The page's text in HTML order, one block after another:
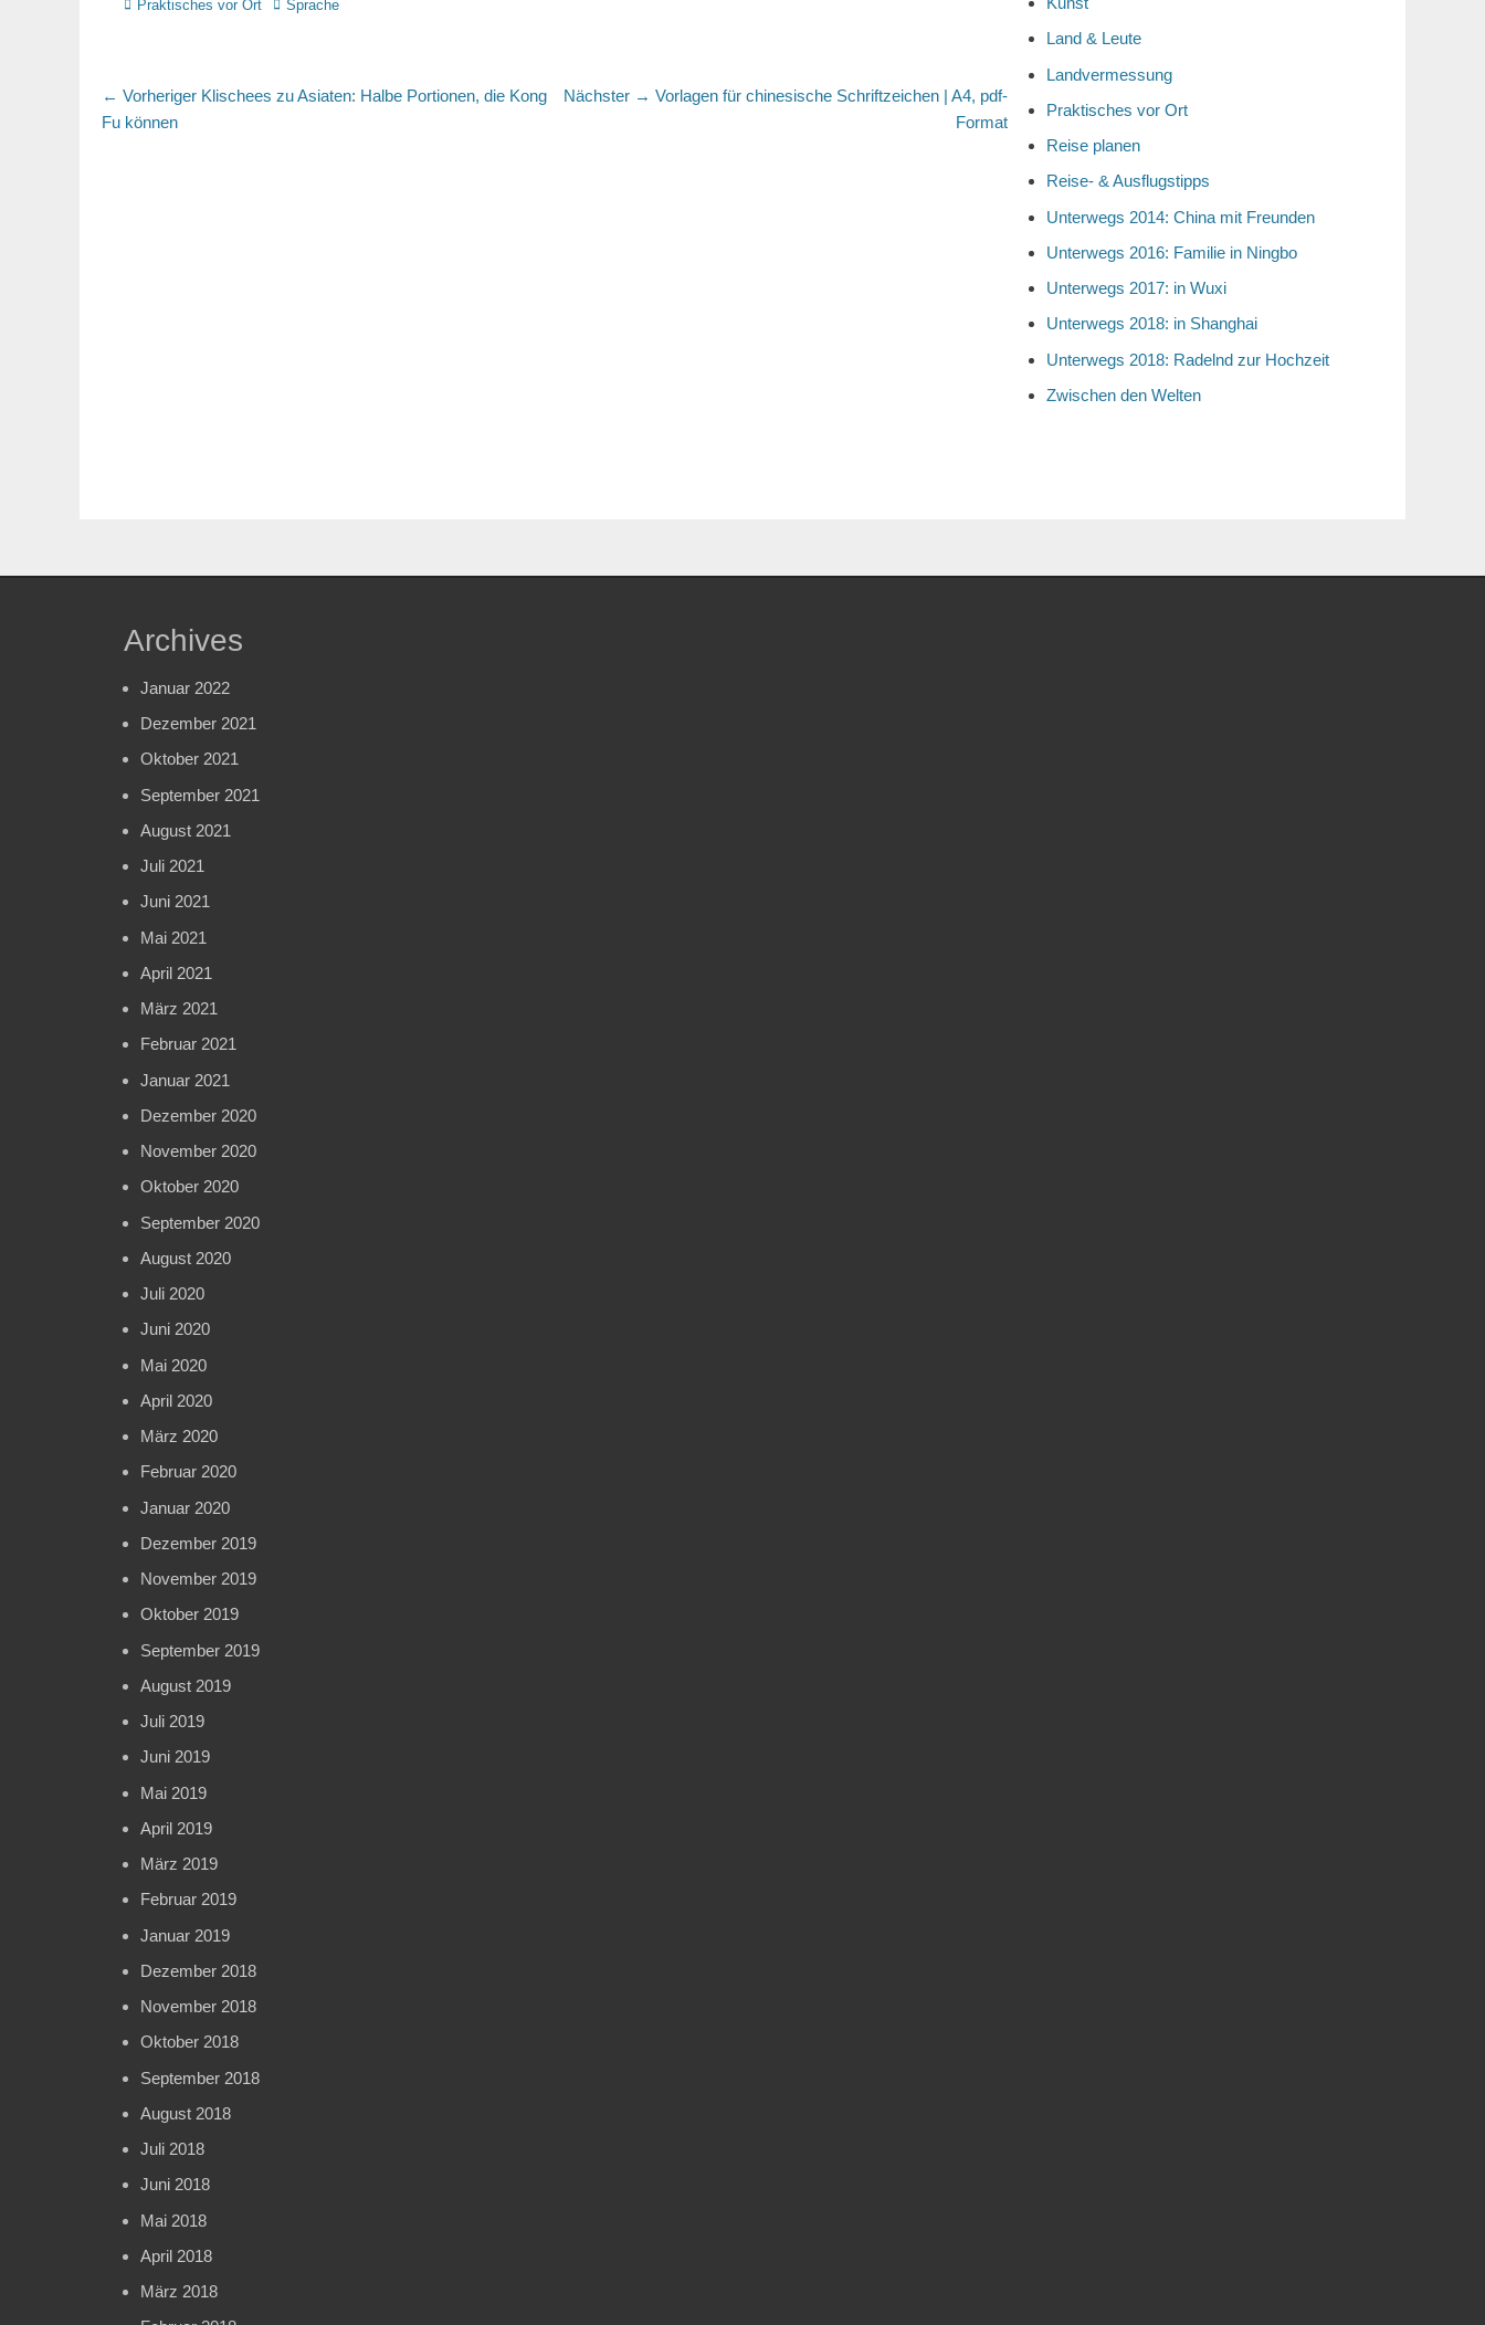
Kategorien
Praktisches vor Ort Schlagworte
Sprache
Beitragsnavigation
← Vorheriger Vorheriger
Klischees zu Asiaten: Halbe Portionen, die Kong
Fu können
Nächster → Nächster
Vorlagen für chinesische Schriftzeichen | A4, pdf-
Format
Land & Leute
Landvermessung
Praktisches vor Ort
Reise planen
Reise- & Ausflugstipps
Unterwegs 2014: China mit Freunden
Unterwegs 2016: Familie in Ningbo
Unterwegs 2017: in Wuxi
Unterwegs 2018: in Shanghai
Unterwegs 2018: Radelnd zur Hochzeit
Zwischen den Welten
Archives
Januar 2022
Dezember 2021
Oktober 2021
September 2021
August 2021
Juli 2021
Juni 2021
Mai 2021
April 2021
März 2021
Februar 2021
Januar 2021
Dezember 2020
November 2020
Oktober 2020
September 2020
August 2020
Juli 2020
Juni 2020
Mai 2020
April 2020
März 2020
Februar 2020
Januar 2020
Dezember 2019
November 2019
Oktober 2019
September 2019
August 2019
Juli 2019
Juni 2019
Mai 2019
April 2019
März 2019
Februar 2019
Januar 2019
Dezember 2018
November 2018
Oktober 2018
September 2018
August 2018
Juli 2018
Juni 2018
Mai 2018
April 2018
März 2018